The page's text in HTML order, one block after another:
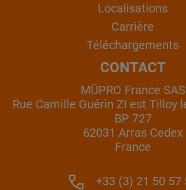
Localisations
Carrière
Téléchargements
CONTACT
MÜPRO France SAS
Rue Camille Guérin ZI est Tilloy
BP 727
62031 Arras Cedex
France
+33 (3) 21 50 57